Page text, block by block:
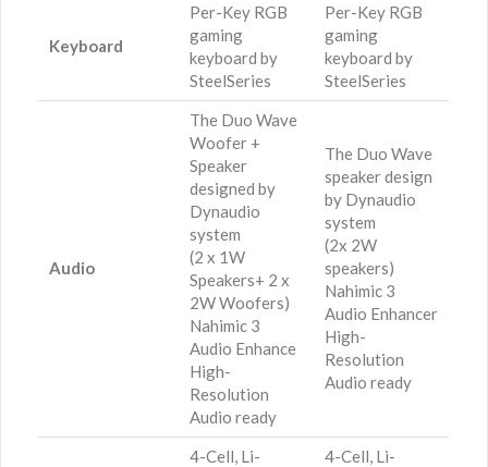
Keyboard
Per-Key RGB
gaming
keyboard by
SteelSeries
Per-Key RGB
gaming
keyboard by
SteelSeries
Audio
The Duo Wave
Woofer +
Speaker
designed by
Dynaudio
system
(2 x 1W
Speakers+ 2 x
2W Woofers)
Nahimic 3
Audio Enhance
High-
Resolution
Audio ready
The Duo Wave
speaker design
by Dynaudio
system
(2x 2W
speakers)
Nahimic 3
Audio Enhancer
High-
Resolution
Audio ready
4-Cell, Li-
4-Cell, Li-